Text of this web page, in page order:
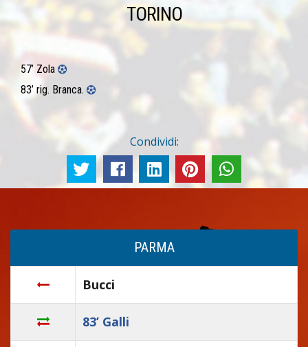
TORINO
57’ Zola
83’ rig. Branca.
Condividi:
PARMA
Bucci
83’ Galli